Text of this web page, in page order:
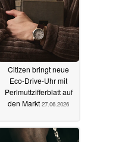
Citizen bringt neue
Eco-Drive-Uhr mit
Perlmuttzifferblatt auf
den Markt 27.06.2026